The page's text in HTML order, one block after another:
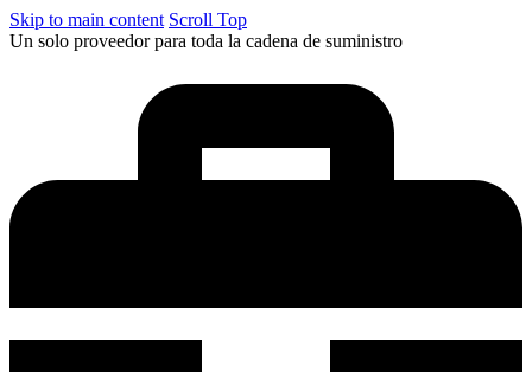
Skip to main content Scroll Top
Un solo proveedor para toda la cadena de suministro